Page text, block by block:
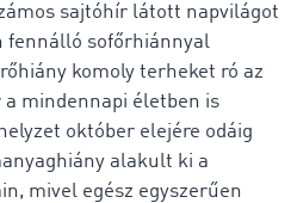
sajtóhír látott napvilágot
fennálló sofőrhiánnyal
komoly terheket ró az
mindennapi életben is
október elejére odáig
alakult ki a
mivel egész egyszerűen